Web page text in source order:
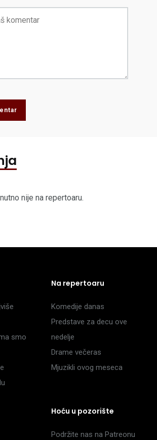
nije na repertoaru.
smo
Na repertoaru
Komedije danas
Predstave za decu ove
nedelje
Drame večeras
Mjuzikli ovog meseca
Hoću u pozorište
Podržite nas na Patreonu